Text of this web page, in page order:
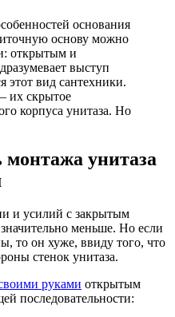
основания
основу можно
открытым и
выступ
этот вид сантехники.
их скрытое
корпуса унитаза. Но
монтажа унитаза
и усилий с закрытым
меньше. Но если
то он хуже, ввиду того, что
стенок унитаза.
руками открытым
последовательности: